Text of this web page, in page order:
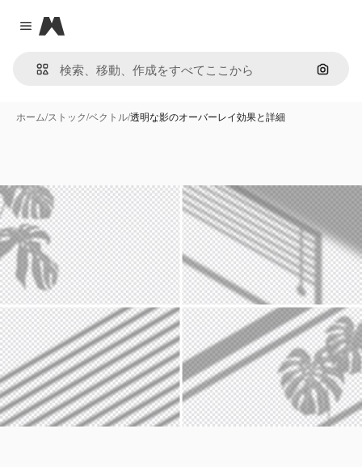
Close menu
Magnific
画像で
ホーム/ストック/ベクトル/透明な影のオーバーレイ効果と詳細